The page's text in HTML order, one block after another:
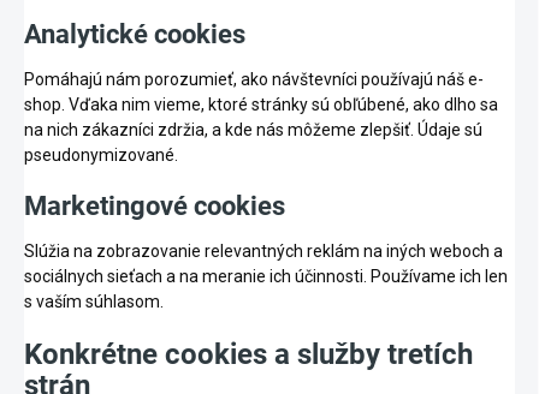
Analytické cookies
Pomáhajú nám porozumieť, ako návštevníci používajú náš e-
shop. Vďaka nim vieme, ktoré stránky sú obľúbené, ako dlho sa
na nich zákazníci zdržia, a kde nás môžeme zlepšiť. Údaje sú
pseudonymizované.
Marketingové cookies
Slúžia na zobrazovanie relevantných reklám na iných weboch a
sociálnych sieťach a na meranie ich účinnosti. Používame ich len
s vaším súhlasom.
Konkrétne cookies a služby tretích
strán